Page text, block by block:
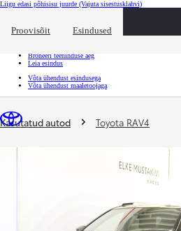
Liigu edasi põhisisu juurde (Vajuta sisestusklahvi)
Proovisõit Esindused
Kiirtee Klõpsa kiirtee ülekatte sulgemiseks
Broneeri teeninduse aeg
Leia esindus
Võta ühendust esindusega
Võta ühendust maaletoojaga
Sina oled siin
Kasutatud autod Toyota RAV4